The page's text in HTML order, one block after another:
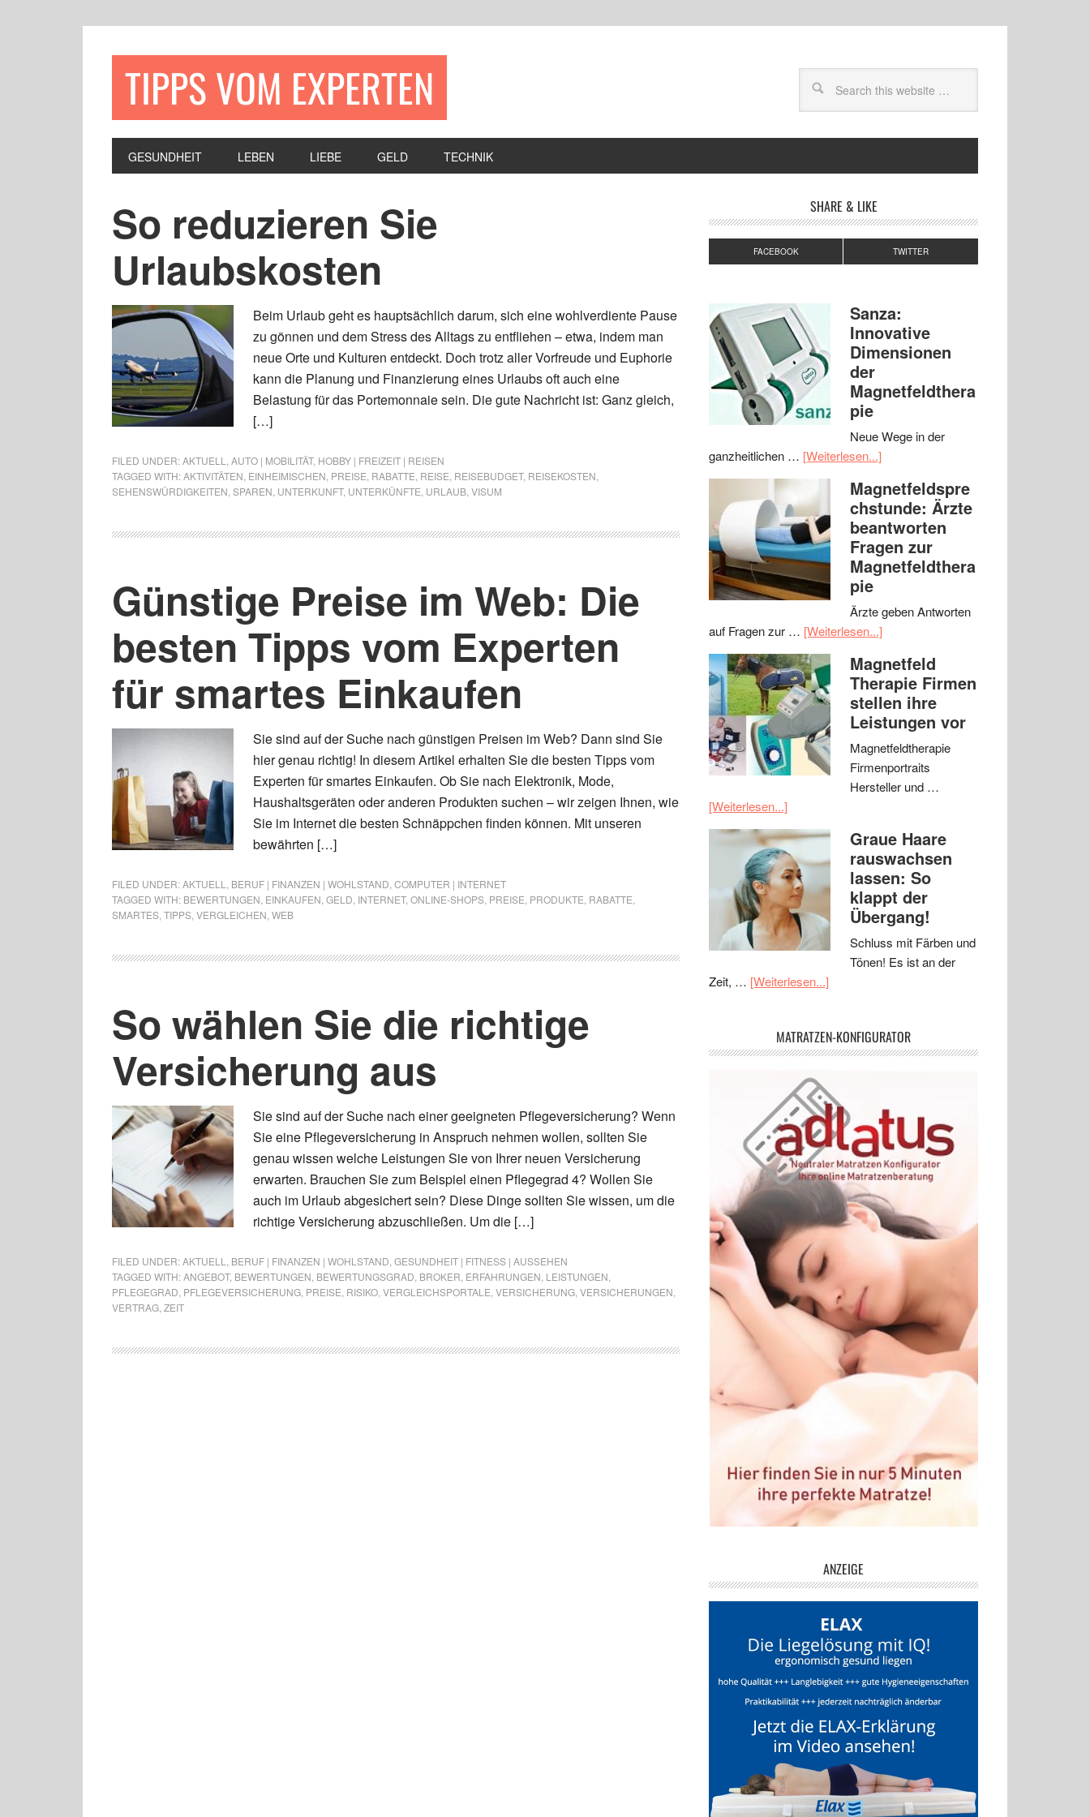
TIPPS VOM EXPERTEN
GESUNDHEIT LEBEN LIEBE GELD TECHNIK
So reduzieren Sie
Urlaubskosten
Beim Urlaub geht es hauptsächlich darum, sich eine wohlverdiente Pause
zu gönnen und dem Stress des Alltags zu entfliehen – etwa, indem man
neue Orte und Kulturen entdeckt. Doch trotz aller Vorfreude und Euphorie
kann die Planung und Finanzierung eines Urlaubs oft auch eine
Belastung für das Portemonnaie sein. Die gute Nachricht ist: Ganz gleich,
[…]
FILED UNDER:AKTUELL AUTO | MOBILITÄT, HOBBY | FREIZEIT | REISEN
TAGGED WITH:AKTIVITÄTEN EINHEIMISCHEN PREISE RABATTE REISE REISEBUDGET, REISEKOSTEN
SEHENSWÜRDIGKEITEN SPAREN UNTERKUNFT, UNTERKÜNFTE URLAUB VISUM
Günstige Preise im Web: Die
besten Tipps vom Experten
für smartes Einkaufen
Sie sind auf der Suche nach günstigen Preisen im Web? Dann sind Sie
hier genau richtig! In diesem Artikel erhalten Sie die besten Tipps vom
Experten für smartes Einkaufen. Ob Sie nach Elektronik, Mode,
Haushaltsgeräten oder anderen Produkten suchen – wir zeigen Ihnen, wie
Sie im Internet die besten Schnäppchen finden können. Mit unseren
bewährten […]
FILED UNDER:AKTUELL BERUF | FINANZEN | WOHLSTAND COMPUTER | INTERNET
TAGGED WITH: BEWERTUNGEN EINKAUFEN GELD INTERNET, ONLINE-SHOPS PREISE PRODUKTE RABATTE
SMARTES TIPPS VERGLEICHEN WEB
So wählen Sie die richtige
Versicherung aus
Sie sind auf der Suche nach einer geeigneten Pflegeversicherung? Wenn
Sie eine Pflegeversicherung in Anspruch nehmen wollen, sollten Sie
genau wissen welche Leistungen Sie von Ihrer neuen Versicherung
erwarten. Brauchen Sie zum Beispiel einen Pflegegrad 4? Wollen Sie
auch im Urlaub abgesichert sein? Diese Dinge sollten Sie wissen, um die
richtige Versicherung abzuschließen. Um die […]
FILED UNDER:AKTUELL BERUF | FINANZEN | WOHLSTAND GESUNDHEIT | FITNESS | AUSSEHEN
TAGGED WITH:ANGEBOT, BEWERTUNGEN BEWERTUNGSGRAD BROKER ERFAHRUNGEN LEISTUNGEN
PFLEGEGRAD PFLEGEVERSICHERUNG PREISE RISIKO VERGLEICHSPORTALE VERSICHERUNG VERSICHERUNGEN
VERTRAG ZEIT
SHARE & LIKE
FACEBOOK TWITTER
Sanza:
Innovative
Dimensionen
der
Magnetfeldthera
pie
Neue Wege in der
ganzheitlichen … [Weiterlesen...]
Magnetfeldspre
chstunde: Ärzte
beantworten
Fragen zur
Magnetfeldthera
pie
Ärzte geben Antworten
auf Fragen zur … [Weiterlesen...]
Magnetfeld
Therapie Firmen
stellen ihre
Leistungen vor
Magnetfeldtherapie
Firmenportraits
Hersteller und …
[Weiterlesen...]
Graue Haare
rauswachsen
lassen: So
klappt der
Übergang!
Schluss mit Färben und
Tönen! Es ist an der
Zeit, … [Weiterlesen...]
MATRATZEN-KONFIGURATOR
ANZEIGE